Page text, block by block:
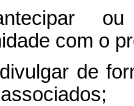
ou
com o
de